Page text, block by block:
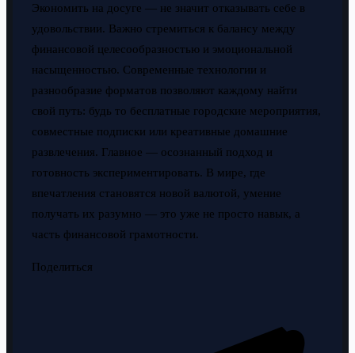
Экономить на досуге — не значит отказывать себе в
удовольствии. Важно стремиться к балансу между
финансовой целесообразностью и эмоциональной
насыщенностью. Современные технологии и
разнообразие форматов позволяют каждому найти
свой путь: будь то бесплатные городские мероприятия,
совместные подписки или креативные домашние
развлечения. Главное — осознанный подход и
готовность экспериментировать. В мире, где
впечатления становятся новой валютой, умение
получать их разумно — это уже не просто навык, а
часть финансовой грамотности.
Поделиться